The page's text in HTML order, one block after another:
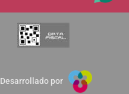
Desarrollado por